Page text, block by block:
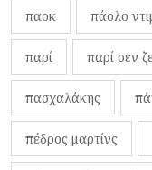
παοκ πάολο
παρί παρί σεν
πασχαλάκης
πέδρος μαρτίνς